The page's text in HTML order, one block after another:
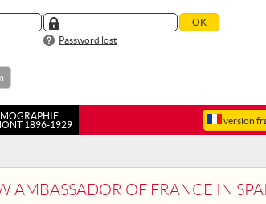
Password lost
version
1896-1929
IN SPAIN LEAVE FOR BURGOS. ARRIVAL OF THE